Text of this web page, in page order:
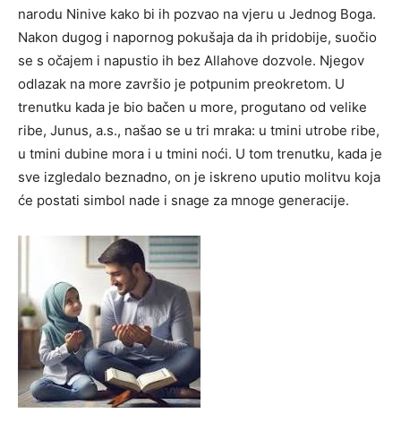
narodu Ninive kako bi ih pozvao na vjeru u Jednog Boga.
Nakon dugog i napornog pokušaja da ih pridobije, suočio
se s očajem i napustio ih bez Allahove dozvole. Njegov
odlazak na more završio je potpunim preokretom. U
trenutku kada je bio bačen u more, progutano od velike
ribe, Junus, a.s., našao se u tri mraka: u tmini utrobe ribe,
u tmini dubine mora i u tmini noći. U tom trenutku, kada je
sve izgledalo beznadno, on je iskreno uputio molitvu koja
će postati simbol nade i snage za mnoge generacije.